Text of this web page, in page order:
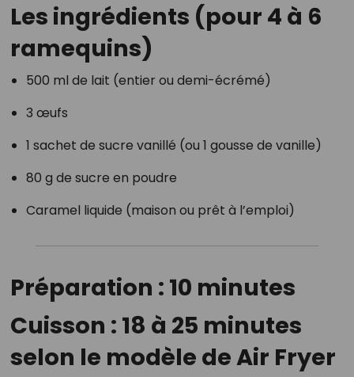
Les ingrédients (pour 4 à 6
ramequins)
500 ml de lait (entier ou demi-écrémé)
3 œufs
1 sachet de sucre vanillé (ou 1 gousse de vanille)
80 g de sucre en poudre
Caramel liquide (maison ou prêt à l’emploi)
Préparation : 10 minutes
Cuisson : 18 à 25 minutes
selon le modèle de Air Fryer